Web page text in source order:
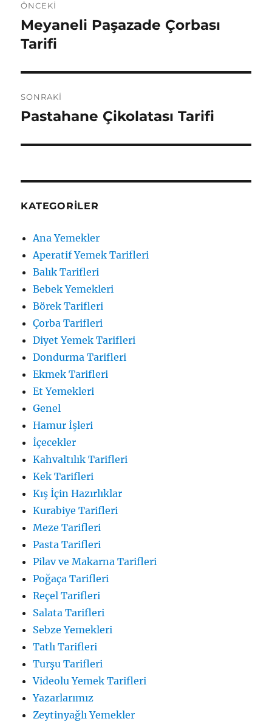
gezinmesi
ÖNCEKI
Önceki
yazı:
Meyaneli Paşazade Çorbası
Tarifi
SONRAKI
Sonraki
Pastahane Çikolatası Tarifi
KATEGORILER
Ana Yemekler
Aperatif Yemek Tarifleri
Balık Tarifleri
Bebek Yemekleri
Börek Tarifleri
Çorba Tarifleri
Diyet Yemek Tarifleri
Dondurma Tarifleri
Ekmek Tarifleri
Et Yemekleri
Genel
Hamur İşleri
İçecekler
Kahvaltılık Tarifleri
Kek Tarifleri
Kış İçin Hazırlıklar
Kurabiye Tarifleri
Meze Tarifleri
Pasta Tarifleri
Pilav ve Makarna Tarifleri
Poğaça Tarifleri
Reçel Tarifleri
Salata Tarifleri
Sebze Yemekleri
Tatlı Tarifleri
Turşu Tarifleri
Videolu Yemek Tarifleri
Yazarlarımız
Zeytinyağlı Yemekler